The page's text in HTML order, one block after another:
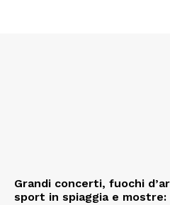
Grandi concerti, fuochi
sport in spiaggia e